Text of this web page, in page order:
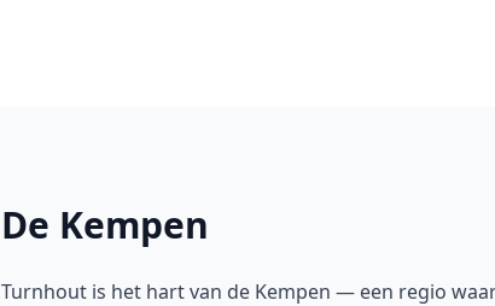
De Kempen
Turnhout is het hart van de Kempen — een regio